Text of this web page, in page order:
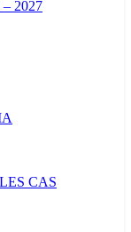
2027
CAS